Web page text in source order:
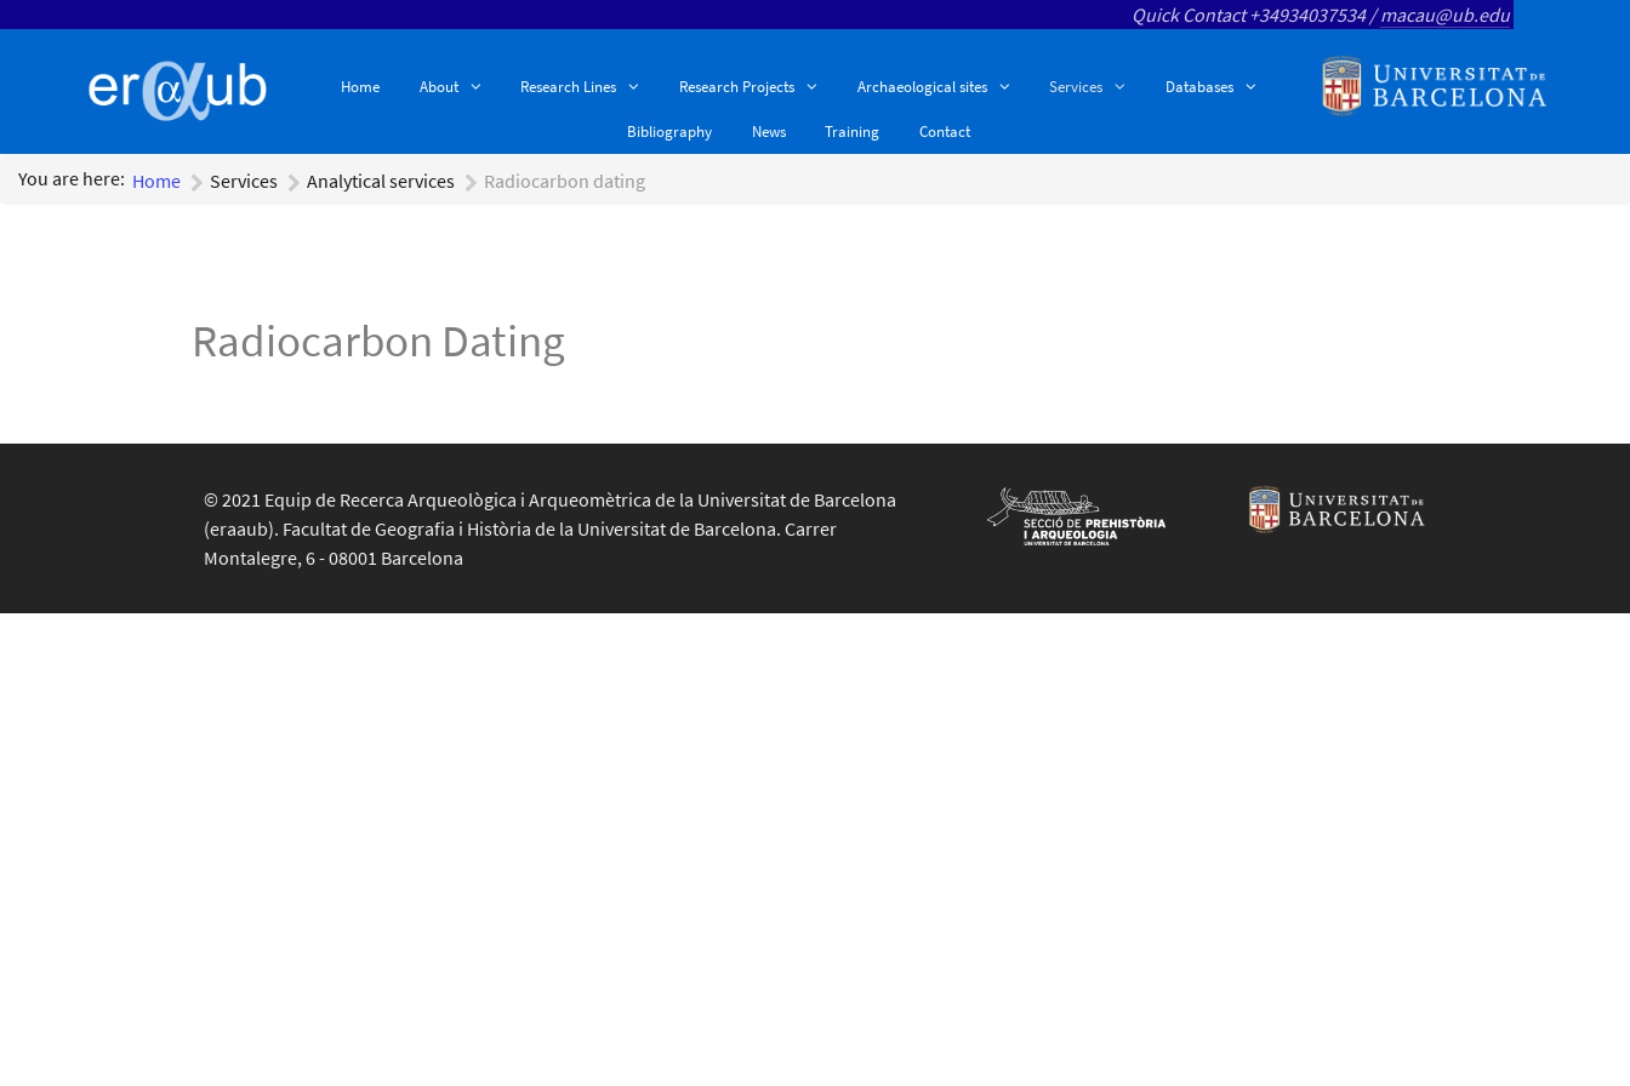
Quick Contact +34934037534 /macau@ub.edu
Home About Research Lines Research Projects Archaeological sites Services Databases
Bibliography News Training Contact
You are here: Home Services Analytical services Radiocarbon dating
Radiocarbon Dating
© 2021 Equip de Recerca Arqueològica i Arqueomètrica de la Universitat de Barcelona
(eraaub). Facultat de Geografia i Història de la Universitat de Barcelona. Carrer
Montalegre, 6 - 08001 Barcelona